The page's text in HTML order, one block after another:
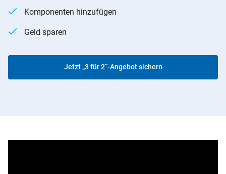
Komponenten hinzufügen
Geld sparen
Jetzt „3 für 2“-Angebot sichern